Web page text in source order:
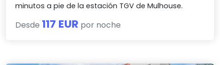
minutos a pie de la estación TGV de Mulhouse.
Desde 117 EUR por noche